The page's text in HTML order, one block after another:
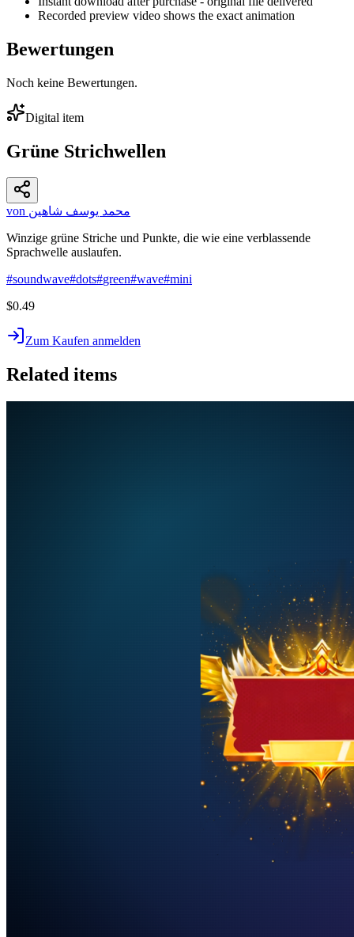
Recorded preview video shows the exact animation
Bewertungen
Noch keine Bewertungen.
Digital item
Grüne Strichwellen
von محمد يوسف شاهين
Winzige grüne Striche und Punkte, die wie eine verblassende
Sprachwelle auslaufen.
#soundwave#dots#green#wave#mini
$0.49
Zum Kaufen anmelden
Related items